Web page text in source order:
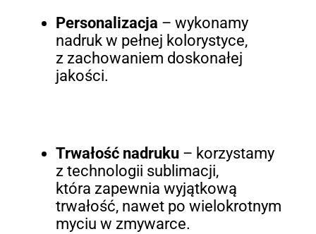
Personalizacja – wykonamy
nadruk w pełnej kolorystyce,
z zachowaniem doskonałej
jakości.
Trwałość nadruku– korzystamy
z technologii sublimacji,
która zapewnia wyjątkową
trwałość, nawet po wielokrotnym
myciu w zmywarce.